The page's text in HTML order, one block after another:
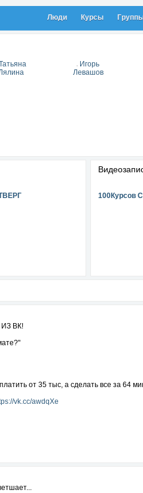
Люди Курсы
Игорь
Левашов
100Курсов
ВК!
от 35 тыс, а сделать все за 64
vk.cc/awdqXe